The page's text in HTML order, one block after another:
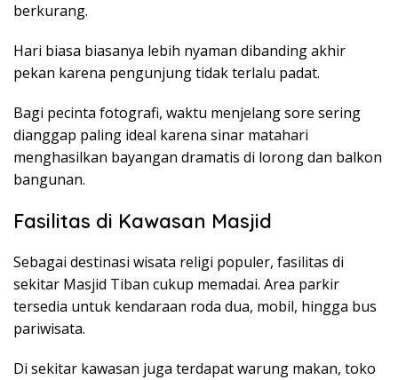
berkurang.
Hari biasa biasanya lebih nyaman dibanding akhir
pekan karena pengunjung tidak terlalu padat.
Bagi pecinta fotografi, waktu menjelang sore sering
dianggap paling ideal karena sinar matahari
menghasilkan bayangan dramatis di lorong dan balkon
bangunan.
Fasilitas di Kawasan Masjid
Sebagai destinasi wisata religi populer, fasilitas di
sekitar Masjid Tiban cukup memadai. Area parkir
tersedia untuk kendaraan roda dua, mobil, hingga bus
pariwisata.
Di sekitar kawasan juga terdapat warung makan, toko